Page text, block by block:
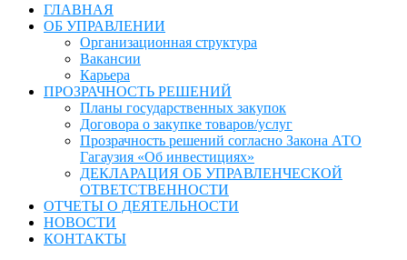
ГЛАВНАЯ
ОБ УПРАВЛЕНИИ
Организационная структура
Вакансии
Карьера
ПРОЗРАЧНОСТЬ РЕШЕНИЙ
Планы государственных закупок
Договора о закупке товаров/услуг
Прозрачность решений согласно Закона АТО
Гагаузия «Об инвестициях»
ДЕКЛАРАЦИЯ ОБ УПРАВЛЕНЧЕСКОЙ
ОТВЕТСТВЕННОСТИ
ОТЧЕТЫ О ДЕЯТЕЛЬНОСТИ
НОВОСТИ
КОНТАКТЫ